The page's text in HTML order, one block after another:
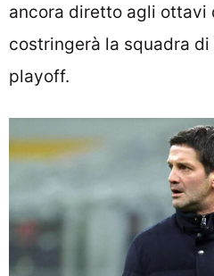
ancora diretto agli ottavi
costringerà la squadra di
playoff.